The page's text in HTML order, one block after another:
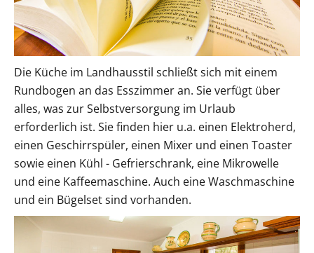
Die Küche im Landhausstil schließt sich mit einem
Rundbogen an das Esszimmer an. Sie verfügt über
alles, was zur Selbstversorgung im Urlaub
erforderlich ist. Sie finden hier u.a. einen Elektroherd,
einen Geschirrspüler, einen Mixer und einen Toaster
sowie einen Kühl - Gefrierschrank, eine Mikrowelle
und eine Kaffeemaschine. Auch eine Waschmaschine
und ein Bügelset sind vorhanden.